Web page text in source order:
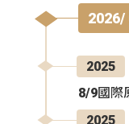
2026/
2025
8/9國際
2025